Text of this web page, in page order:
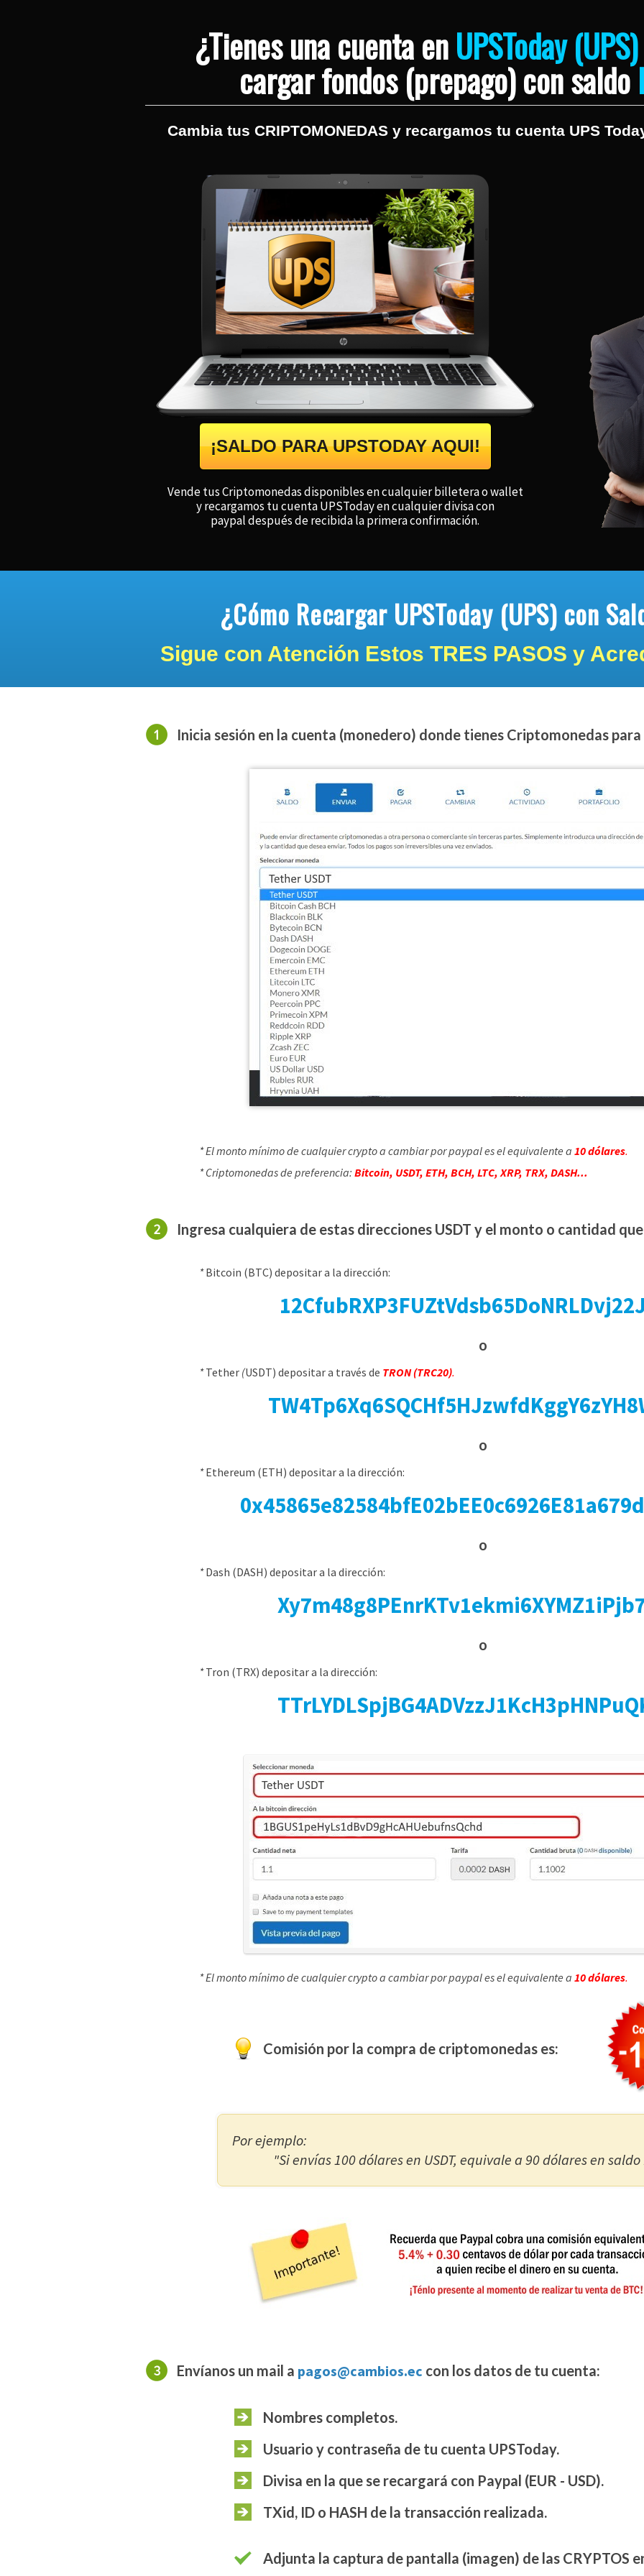
¿Tienes una cuenta enUPSToday (UPS)
cargar fondos (prepago) con saldo
Cambia tus CRIPTOMONEDAS y recargamos tu cuenta UPS
¡SALDO PARA UPSTODAY AQUI!
Vende tus Criptomonedas disponibles en cualquier billetera o wallet
y recargamos tu cuenta UPSToday en cualquier divisa con
paypal después de recibida la primera confirmación.
¿Cómo Recargar UPSToday (UPS) con
Sigue con Atención Estos TRES PASOS y
Inicia sesión en la cuenta (monedero) donde tienes Criptomonedas
* El monto mínimo de cualquier crypto a cambiar por paypal es el equivalente a 10 dólares.
* Criptomonedas de preferencia: Bitcoin, USDT, ETH, BCH, LTC, XRP, TRX, DASH...
Ingresa cualquiera de estas direcciones USDT y el monto o cantidad
*Bitcoin (BTC) depositar a la dirección:
o
*Tether (USDT) depositar a través de TRON (TRC20).
o
*Ethereum (ETH) depositar a la dirección:
o
*Dash (DASH) depositar a la dirección:
o
*Tron (TRX) depositar a la dirección:
* El monto mínimo de cualquier crypto a cambiar por paypal es el equivalente a 10 dólares.
Comisión por la compra de criptomonedas es:
Por ejemplo:
"Si envías 100 dólares en USDT, equivale a 90 dólares en
Envíanos un mail a pagos@cambios.ec con los datos de tu cuenta:
Nombres completos.
Usuario y contraseña de tu cuenta UPSToday.
Divisa en la que se recargará con Paypal (EUR - USD).
TXid, ID o HASH de la transacción realizada.
Adjunta la captura de pantalla (imagen) de las CRYPTOS